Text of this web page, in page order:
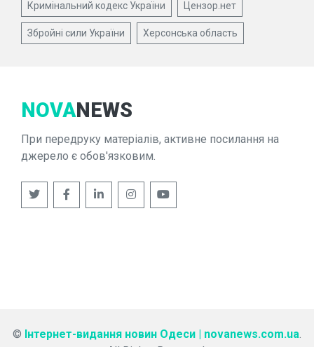
Кримінальний кодекс України Цензор.нет
Збройні сили України Херсонська область
NOVANEWS
При передруку матеріалів, активне посилання на
джерело є обов'язковим.
© Інтернет-видання новин Одеси | novanews.com.ua.